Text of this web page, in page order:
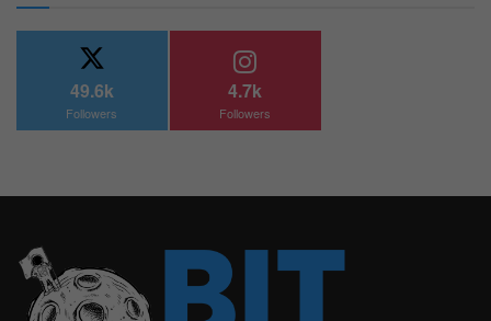
49.6k
Followers
4.7k
Followers